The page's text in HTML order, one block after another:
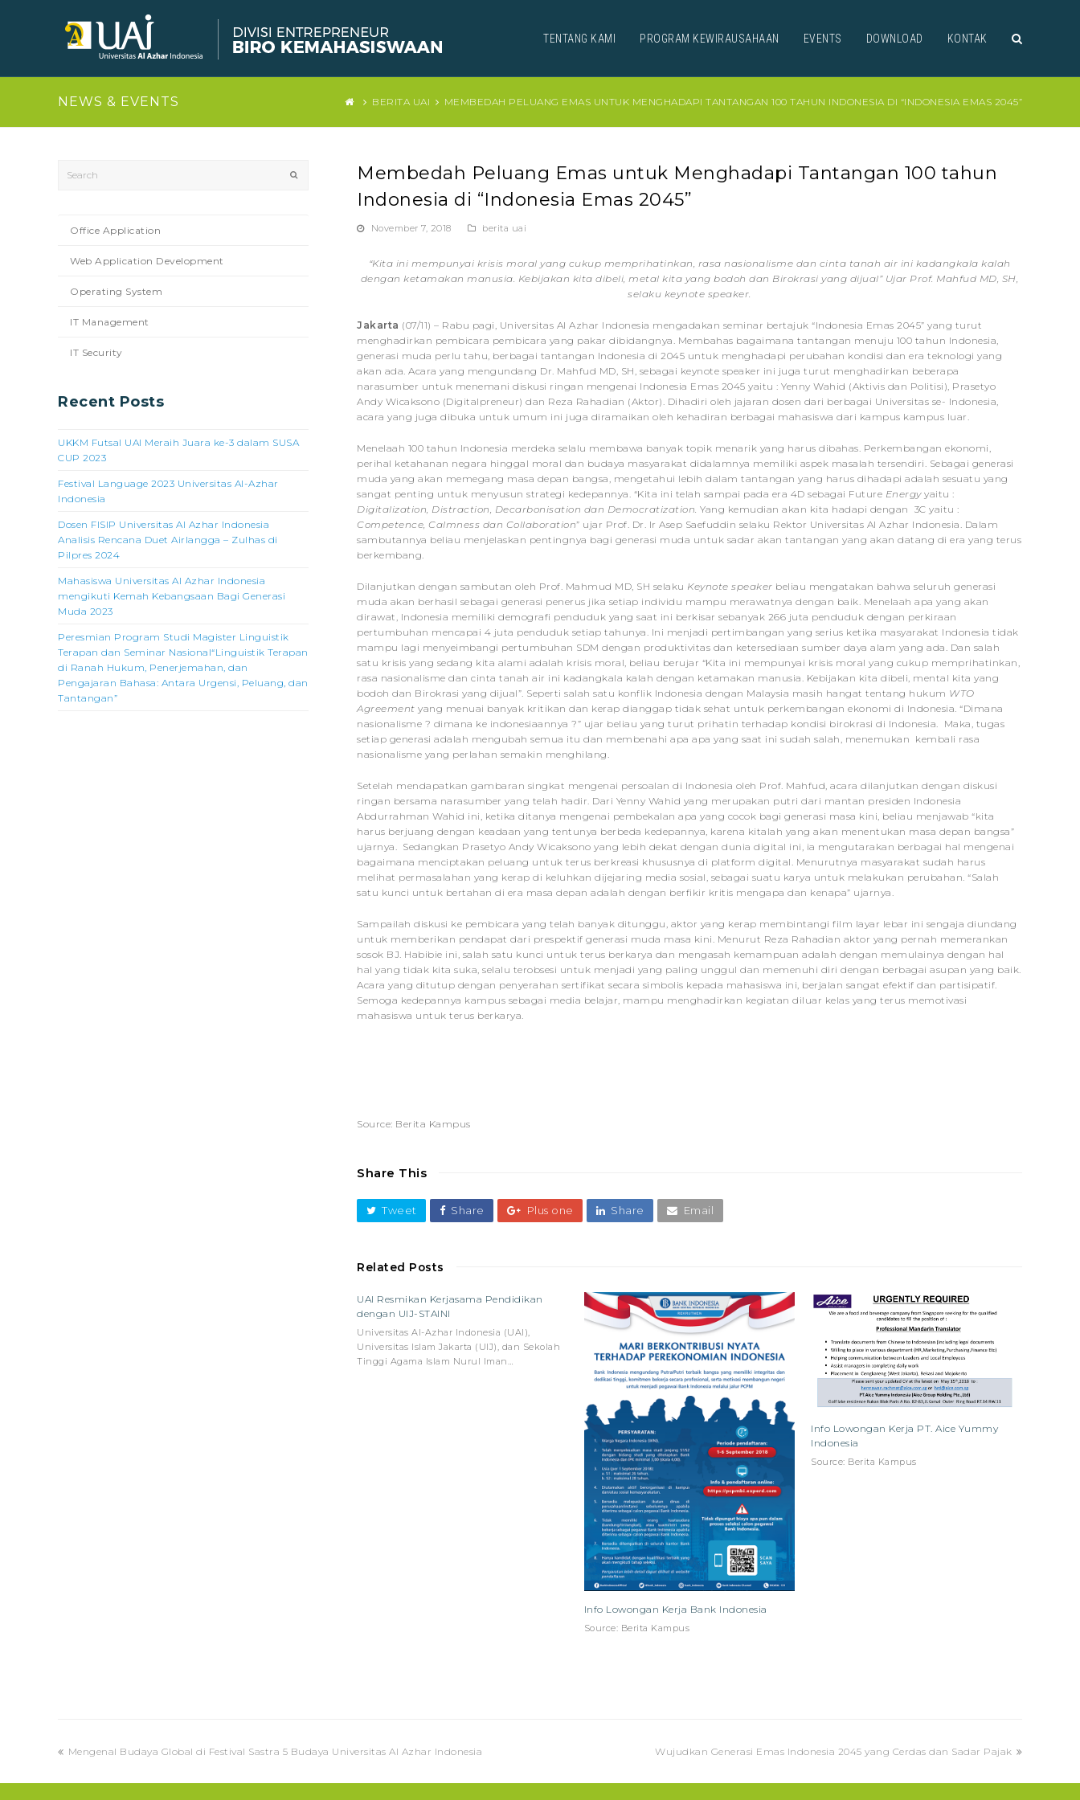
TENTANG KAMI PROGRAM KEWIRAUSAHAAN EVENTS DOWNLOAD KONTAK
NEWS & EVENTS BERITA UAI MEMBEDAH PELUANG EMAS UNTUK MENGHADAPI TANTANGAN 100 TAHUN INDONESIA DI “INDONESIA EMAS 2045”
Membedah Peluang Emas untuk Menghadapi Tantangan 100 tahun
Indonesia di “Indonesia Emas 2045”
November 7, 2018 berita uai
“Kita ini mempunyai krisis moral yang cukup memprihatinkan, rasa nasionalisme dan cinta tanah air ini kadangkala kalah
dengan ketamakan manusia. Kebijakan kita dibeli, metal kita yang bodoh dan Birokrasi yang dijual” Ujar Prof. Mahfud MD, SH,
selaku keynote speaker.
Jakarta (07/11) – Rabu pagi, Universitas Al Azhar Indonesia mengadakan seminar bertajuk “Indonesia Emas 2045” yang turut
menghadirkan pembicara pembicara yang pakar dibidangnya. Membahas bagaimana tantangan menuju 100 tahun Indonesia,
generasi muda perlu tahu, berbagai tantangan Indonesia di 2045 untuk menghadapi perubahan kondisi dan era teknologi yang
akan ada. Acara yang mengundang Dr. Mahfud MD, SH, sebagai keynote speaker ini juga turut menghadirkan beberapa
narasumber untuk menemani diskusi ringan mengenai Indonesia Emas 2045 yaitu : Yenny Wahid (Aktivis dan Politisi), Prasetyo
Andy Wicaksono (Digitalpreneur) dan Reza Rahadian (Aktor). Dihadiri oleh jajaran dosen dari berbagai Universitas se- Indonesia,
acara yang juga dibuka untuk umum ini juga diramaikan oleh kehadiran berbagai mahasiswa dari kampus kampus luar.
Menelaah 100 tahun Indonesia merdeka selalu membawa banyak topik menarik yang harus dibahas. Perkembangan ekonomi,
perihal ketahanan negara hinggal moral dan budaya masyarakat didalamnya memiliki aspek masalah tersendiri. Sebagai generasi
muda yang akan memegang masa depan bangsa, mengetahui lebih dalam tantangan yang harus dihadapi adalah sesuatu yang
sangat penting untuk menyusun strategi kedepannya. “Kita ini telah sampai pada era 4D sebagai Future Energyyaitu :
Digitalization, Distraction, Decarbonisation dan Democratization. Yang kemudian akan kita hadapi dengan 3C yaitu :
Competence, Calmness dan Collaboration” ujar Prof. Dr. Ir Asep Saefuddin selaku Rektor Universitas Al Azhar Indonesia. Dalam
sambutannya beliau menjelaskan pentingnya bagi generasi muda untuk sadar akan tantangan yang akan datang di era yang terus
berkembang.
Dilanjutkan dengan sambutan oleh Prof. Mahmud MD, SH selaku Keynote speaker beliau mengatakan bahwa seluruh generasi
muda akan berhasil sebagai generasi penerus jika setiap individu mampu merawatnya dengan baik. Menelaah apa yang akan
dirawat, Indonesia memiliki demografi penduduk yang saat ini berkisar sebanyak 266 juta penduduk dengan perkiraan
pertumbuhan mencapai 4 juta penduduk setiap tahunya. Ini menjadi pertimbangan yang serius ketika masyarakat Indonesia tidak
mampu lagi menyeimbangi pertumbuhan SDM dengan produktivitas dan ketersediaan sumber daya alam yang ada. Dan salah
satu krisis yang sedang kita alami adalah krisis moral, beliau berujar “Kita ini mempunyai krisis moral yang cukup memprihatinkan,
rasa nasionalisme dan cinta tanah air ini kadangkala kalah dengan ketamakan manusia. Kebijakan kita dibeli, mental kita yang
bodoh dan Birokrasi yang dijual”. Seperti salah satu konflik Indonesia dengan Malaysia masih hangat tentang hukum WTO
Agreement yang menuai banyak kritikan dan kerap dianggap tidak sehat untuk perkembangan ekonomi di Indonesia. “Dimana
nasionalisme ? dimana ke indonesiaannya ?” ujar beliau yang turut prihatin terhadap kondisi birokrasi di Indonesia. Maka, tugas
setiap generasi adalah mengubah semua itu dan membenahi apa apa yang saat ini sudah salah, menemukan kembali rasa
nasionalisme yang perlahan semakin menghilang.
Setelah mendapatkan gambaran singkat mengenai persoalan di Indonesia oleh Prof. Mahfud, acara dilanjutkan dengan diskusi
ringan bersama narasumber yang telah hadir. Dari Yenny Wahid yang merupakan putri dari mantan presiden Indonesia
Abdurrahman Wahid ini, ketika ditanya mengenai pembekalan apa yang cocok bagi generasi masa kini, beliau menjawab “kita
harus berjuang dengan keadaan yang tentunya berbeda kedepannya, karena kitalah yang akan menentukan masa depan bangsa”
ujarnya. Sedangkan Prasetyo Andy Wicaksono yang lebih dekat dengan dunia digital ini, ia mengutarakan berbagai hal mengenai
bagaimana menciptakan peluang untuk terus berkreasi khususnya di platform digital. Menurutnya masyarakat sudah harus
melihat permasalahan yang kerap di keluhkan dijejaring media sosial, sebagai suatu karya untuk melakukan perubahan. “Salah
satu kunci untuk bertahan di era masa depan adalah dengan berfikir kritis mengapa dan kenapa” ujarnya.
Sampailah diskusi ke pembicara yang telah banyak ditunggu, aktor yang kerap membintangi film layar lebar ini sengaja diundang
untuk memberikan pendapat dari prespektif generasi muda masa kini. Menurut Reza Rahadian aktor yang pernah memerankan
sosok BJ. Habibie ini, salah satu kunci untuk terus berkarya dan mengasah kemampuan adalah dengan memulainya dengan hal
hal yang tidak kita suka, selalu terobsesi untuk menjadi yang paling unggul dan memenuhi diri dengan berbagai asupan yang baik.
Acara yang ditutup dengan penyerahan sertifikat secara simbolis kepada mahasiswa ini, berjalan sangat efektif dan partisipatif.
Semoga kedepannya kampus sebagai media belajar, mampu menghadirkan kegiatan diluar kelas yang terus memotivasi
mahasiswa untuk terus berkarya.
Source: Berita Kampus
Share This
Tweet Share Plus one Share Email
Related Posts
UAI Resmikan Kerjasama Pendidikan
dengan UIJ-STAINI
Universitas Al-Azhar Indonesia (UAI),
Universitas Islam Jakarta (UIJ), dan Sekolah
Tinggi Agama Islam Nurul Iman…
Info Lowongan Kerja Bank Indonesia
Source: Berita Kampus
Info Lowongan Kerja PT. Aice Yummy
Indonesia
Source: Berita Kampus
Office Application
Web Application Development
Operating System
IT Management
IT Security
Recent Posts
UKKM Futsal UAI Meraih Juara ke-3 dalam SUSA
CUP 2023
Festival Language 2023 Universitas Al-Azhar
Indonesia
Dosen FISIP Universitas Al Azhar Indonesia
Analisis Rencana Duet Airlangga – Zulhas di
Pilpres 2024
Mahasiswa Universitas Al Azhar Indonesia
mengikuti Kemah Kebangsaan Bagi Generasi
Muda 2023
Peresmian Program Studi Magister Linguistik
Terapan dan Seminar Nasional“Linguistik Terapan
di Ranah Hukum, Penerjemahan, dan
Pengajaran Bahasa: Antara Urgensi, Peluang, dan
Tantangan”
previous
Mengenal Budaya Global di Festival Sastra 5 Budaya Universitas Al Azhar Indonesia
next
Wujudkan Generasi Emas Indonesia 2045 yang Cerdas dan Sadar Pajak